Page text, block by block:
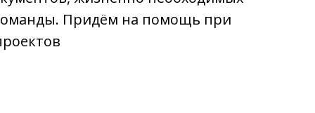
Придём на помощь при